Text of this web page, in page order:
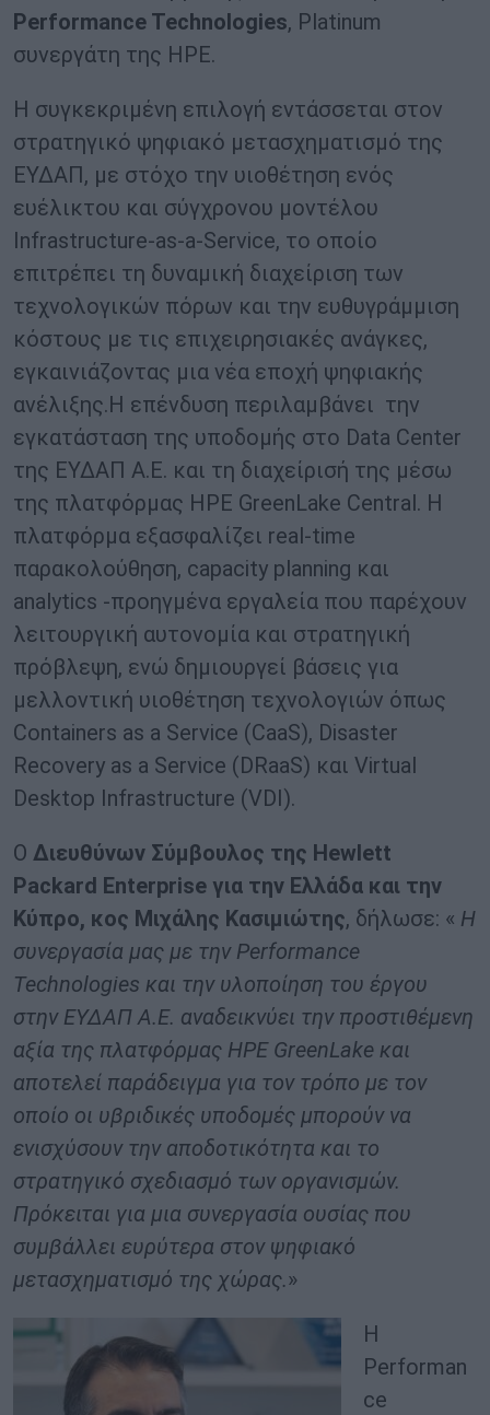
Performance Technologies, Platinum
συνεργάτη της HPE.
Η συγκεκριμένη επιλογή εντάσσεται στον
στρατηγικό ψηφιακό μετασχηματισμό της
ΕΥΔΑΠ, με στόχο την υιοθέτηση ενός
ευέλικτου και σύγχρονου μοντέλου
Infrastructure-as-a-Service, το οποίο
επιτρέπει τη δυναμική διαχείριση των
τεχνολογικών πόρων και την ευθυγράμμιση
κόστους με τις επιχειρησιακές ανάγκες,
εγκαινιάζοντας μια νέα εποχή ψηφιακής
ανέλιξης. Η επένδυση περιλαμβάνει την
εγκατάσταση της υποδομής στο Data Center
της ΕΥΔΑΠ Α.Ε. και τη διαχείρισή της μέσω
της πλατφόρμας HPE GreenLake Central. Η
πλατφόρμα εξασφαλίζει real-time
παρακολούθηση, capacity planning και
analytics -προηγμένα εργαλεία που παρέχουν
λειτουργική αυτονομία και στρατηγική
πρόβλεψη, ενώ δημιουργεί βάσεις για
μελλοντική υιοθέτηση τεχνολογιών όπως
Containers as a Service (CaaS), Disaster
Recovery as a Service (DRaaS) και Virtual
Desktop Infrastructure (VDI).
Ο Διευθύνων Σύμβουλος της Hewlett
Packard Enterprise για την Ελλάδα και την
Κύπρο, κος Μιχάλης Κασιμιώτης, δήλωσε: « Η
συνεργασία μας με την Performance
Technologies και την υλοποίηση του έργου
στην ΕΥΔΑΠ Α.Ε. αναδεικνύει την προστιθέμενη
αξία της πλατφόρμας HPE GreenLake και
αποτελεί παράδειγμα για τον τρόπο με τον
οποίο οι υβριδικές υποδομές μπορούν να
ενισχύσουν την αποδοτικότητα και το
στρατηγικό σχεδιασμό των οργανισμών.
Πρόκειται για μια συνεργασία ουσίας που
συμβάλλει ευρύτερα στον ψηφιακό
μετασχηματισμό της χώρας.»
Η
Performan
ce